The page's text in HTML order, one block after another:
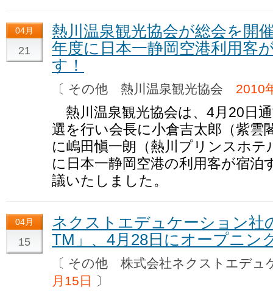
04月
21
熱川温泉観光協会が総会を開
年度に日本一静岡空港利用客
す！
〔 その他 熱川温泉観光協会 2010
熱川温泉観光協会は、4月20日
選を行い会長に小倉吉太郎（紫雲
に嶋田愼一朗（熱川プリンスホテ
に日本一静岡空港の利用客が宿
議いたしました。
04月
15
ネクストエデュケーション社
TM」、4月28日にオープニン
〔 その他 株式会社ネクストエデ
月15日
〕